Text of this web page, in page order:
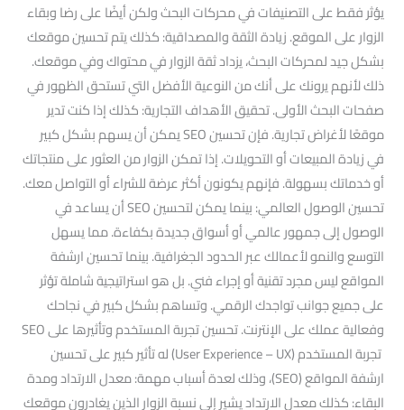
يؤثر فقط على التصنيفات في محركات البحث ولكن أيضًا على رضا وبقاء
الزوار على الموقع. زيادة الثقة والمصداقية: كذلك يتم تحسين موقعك
بشكل جيد لمحركات البحث، يزداد ثقة الزوار في محتواك وفي موقعك.
ذلك لأنهم يرونك على أنك من النوعية الأفضل التي تستحق الظهور في
صفحات البحث الأولى. تحقيق الأهداف التجارية: كذلك إذا كنت تدير
موقعًا لأغراض تجارية. فإن تحسين SEO يمكن أن يسهم بشكل كبير
في زيادة المبيعات أو التحويلات. إذا تمكن الزوار من العثور على منتجاتك
أو خدماتك بسهولة. فإنهم يكونون أكثر عرضة للشراء أو التواصل معك.
تحسين الوصول العالمي: بينما يمكن لتحسين SEO أن يساعد في
الوصول إلى جمهور عالمي أو أسواق جديدة بكفاءة. مما يسهل
التوسع والنمو لأعمالك عبر الحدود الجغرافية. بينما تحسين ارشفة
المواقع ليس مجرد تقنية أو إجراء فني. بل هو استراتيجية شاملة تؤثر
على جميع جوانب تواجدك الرقمي. وتساهم بشكل كبير في نجاحك
وفعالية عملك على الإنترنت. تحسين تجربة المستخدم وتأثيرها على SEO
تجربة المستخدم (User Experience – UX) له تأثير كبير على تحسين
ارشفة المواقع (SEO)، وذلك لعدة أسباب مهمة: معدل الارتداد ومدة
البقاء: كذلك معدل الارتداد يشير إلى نسبة الزوار الذين يغادرون موقعك